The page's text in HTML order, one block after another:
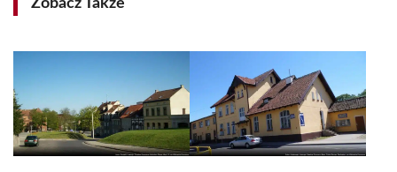
Zobacz Także